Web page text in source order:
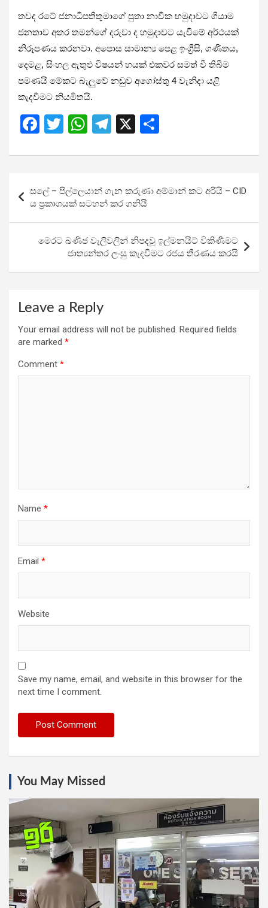
තවද රටේ ජනාධිපතිතුමාගේ පුතා නාවික හමුදාවට ගියාම
ජනතාව අතර තමන්ගේ දරුවා ද හමුදාවට යැවීමේ අර්ථයක්
නිරූපණය කරනවා. අපොස සාමාන්‍ය පෙළ ඉංග්‍රීසි, ගණිතය,
දෙමළ, සිංහල ඇතුළු විෂයන් හයක් එකවර සමත් වී තිබීම
පමණයි මේකට බැලුවේ නඩුව අගෝස්තු 4 වැනිදා යළි
කැදවීමට නියමිතයි.
F
ce
b
o
o
k
T
tt
er
W
at
A
p
p
T
e
a
m
X
ar
e
navigation
සලේ – පිල්ලෙයාන් ගැන කරුණා අම්මාන් කට අරියි – CID
ය ප්‍රකාශයක් සටහන් කර ගනියි
මෙරට ඛණිජ වැලිවලින් නිපදවූ ඉල්මනයිට් විකිණීමට
ජාත්‍යන්තර ලංසු කැදවීමට රජය තීරණය කරයි
Leave a Reply
Your email address will not be published. Required fields
are marked *
Comment *
Name *
Email *
Website
Save my name, email, and website in this browser for the
next time I comment.
You May Missed